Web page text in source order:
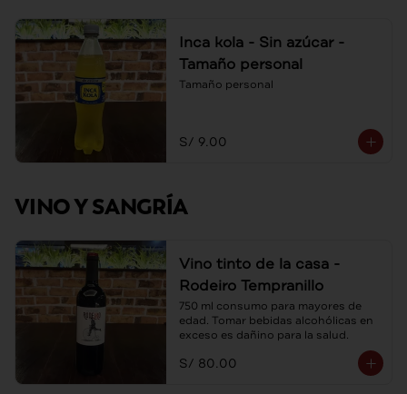
Inca kola - Sin azúcar -
Tamaño personal
Tamaño personal
S/ 9.00
VINO Y SANGRÍA
Vino tinto de la casa -
Rodeiro Tempranillo
750 ml consumo para mayores de
edad. Tomar bebidas alcohólicas en
exceso es dañino para la salud.
S/ 80.00